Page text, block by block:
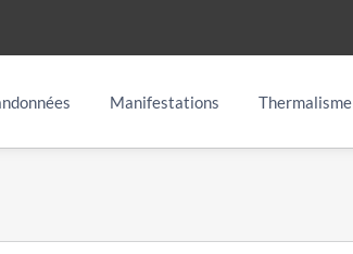
Manifestations Thermalisme